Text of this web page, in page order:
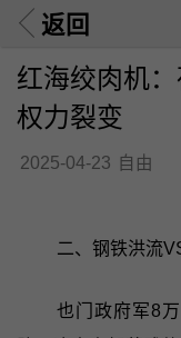
返回
红海绞肉机
权力裂变
2025-04-23 自由
二、钢铁洪流
也门政府军8